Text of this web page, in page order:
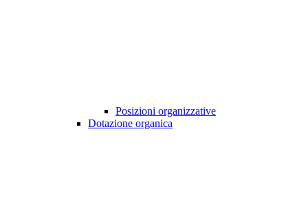
Posizioni organizzative
Dotazione organica